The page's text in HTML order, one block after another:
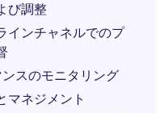
び調整
インチャネルでのプ
スのモニタリング
マネジメント